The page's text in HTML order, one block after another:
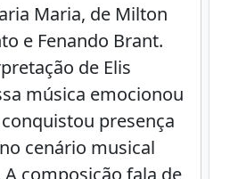
Maria, de Milton
e Fenando Brant.
de Elis
música emocionou
presença
cenário musical
composição fala de